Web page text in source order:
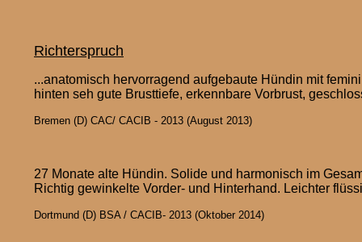
Richterspruch
...anatomisch hervorragend aufgebaute Hündin mit
hinten seh gute Brusttiefe, erkennbare Vorbrust,
Bremen (D) CAC/ CACIB - 2013 (August 2013)
27 Monate alte Hündin. Solide und harmonisch im
Richtig gewinkelte Vorder- und Hinterhand. Leichter
Dortmund (D) BSA / CACIB- 2013 (Oktober 2014)